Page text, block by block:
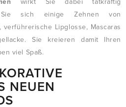
wirkt Sie dabei tatkräftig
Sie sich einige Zehnen von
Lipglosse, Mascaras
Sie kreieren damit Ihren
viel Spaß.
NEUEN